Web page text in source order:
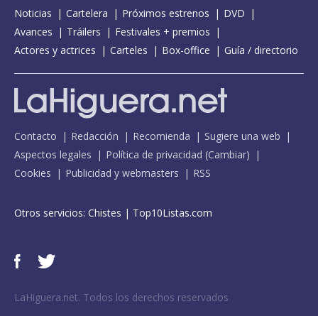
Noticias Cartelera Próximos estrenos
DVD
Avances
Tráilers
Festivales + premios
Actores y actrices
Carteles Box-office Guía / directorio
Contacto Redacción Recomienda
Sugiere una web
Aspectos legales
Política de privacidad (Cambiar)
Cookies
Publicidad y webmasters RSS
Otros servicios: Chistes | Top10Listas.com
LaHiguera.net. Todos los derechos reservados